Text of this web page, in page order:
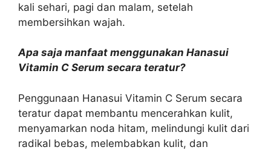
kali sehari, pagi dan malam, setelah
membersihkan wajah.
Apa saja manfaat menggunakan Hanasui
Vitamin C Serum secara teratur?
Penggunaan Hanasui Vitamin C Serum secara
teratur dapat membantu mencerahkan kulit,
menyamarkan noda hitam, melindungi kulit dari
radikal bebas, melembabkan kulit, dan